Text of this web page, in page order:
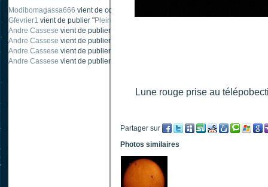
Modibomagassa666 vient de commenter "
Gfevrier1 vient de publier "Pleine Lune - 9 Aout 205
Andre Cassese vient de publier "
Andre Cassese vient de publier "
Andre Cassese vient de publier "
Andre Cassese vient de publier "
Lune rouge prise au
Partager sur
Photos similaires